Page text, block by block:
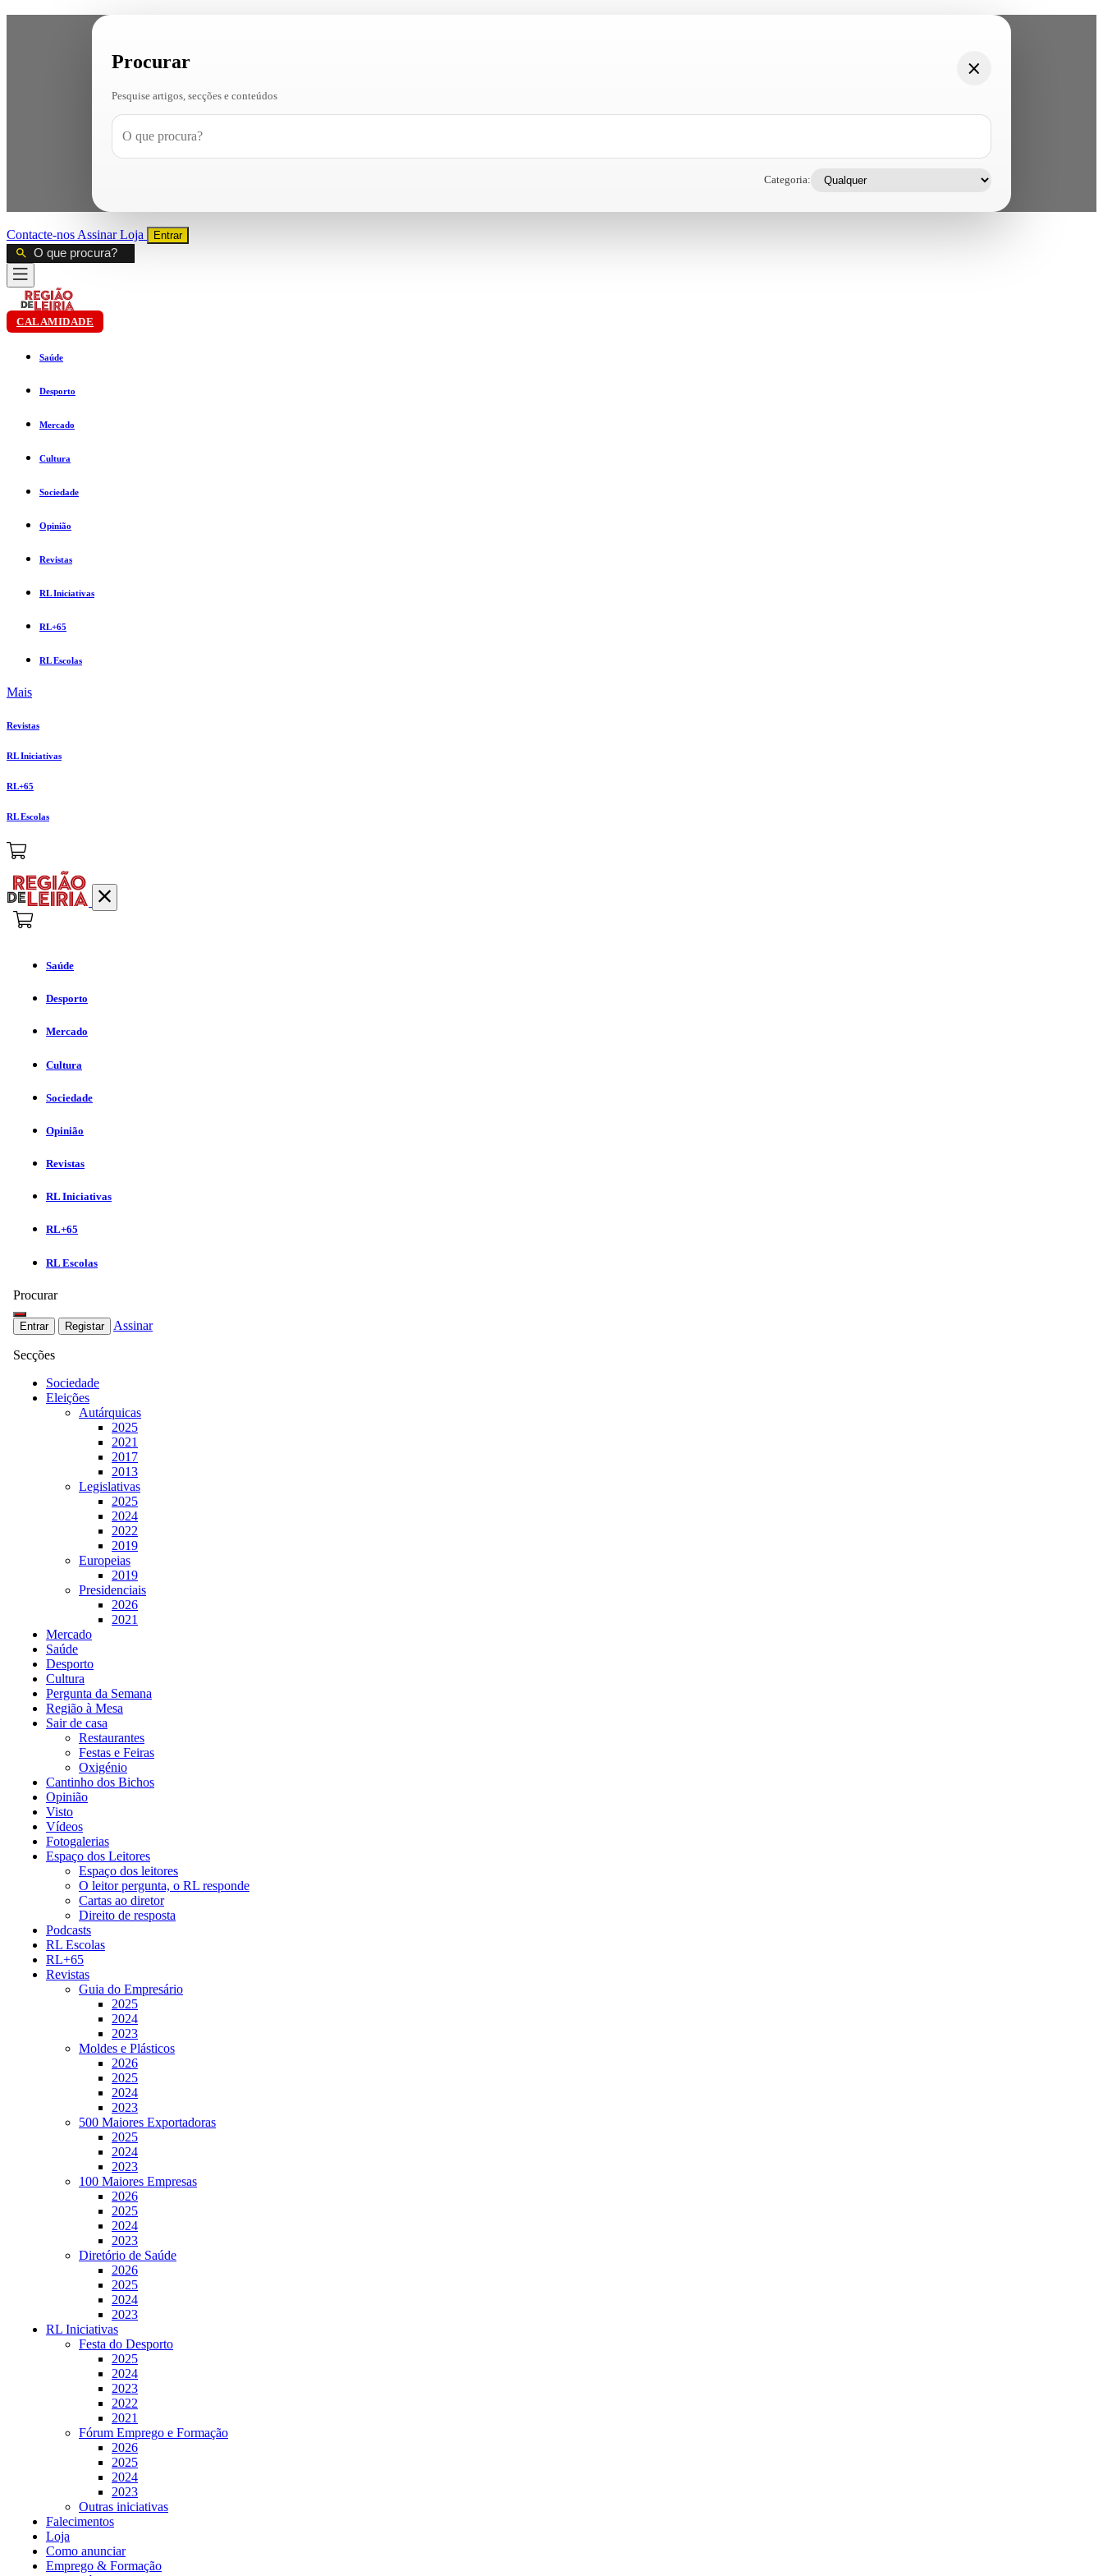
Procurar
Pesquise artigos, secções e conteúdos
Categoria:
Contacte-nos AssinarLoja Entrar
CALAMIDADE
Saúde
Desporto
Mercado
Cultura
Sociedade
Opinião
Revistas
RL Iniciativas
RL+65
RL Escolas
Mais
Revistas
RL Iniciativas
RL+65
RL Escolas
Saúde
Desporto
Mercado
Cultura
Sociedade
Opinião
Revistas
RL Iniciativas
RL+65
RL Escolas
Procurar
Entrar Registar Assinar
Secções
Sociedade
Eleições
Autárquicas
2025
2021
2017
2013
Legislativas
2025
2024
2022
2019
Europeias
2019
Presidenciais
2026
2021
Mercado
Saúde
Desporto
Cultura
Pergunta da Semana
Região à Mesa
Sair de casa
Restaurantes
Festas e Feiras
Oxigénio
Cantinho dos Bichos
Opinião
Visto
Vídeos
Fotogalerias
Espaço dos Leitores
Espaço dos leitores
O leitor pergunta, o RL responde
Cartas ao diretor
Direito de resposta
Podcasts
RL Escolas
RL+65
Revistas
Guia do Empresário
2025
2024
2023
Moldes e Plásticos
2026
2025
2024
2023
500 Maiores Exportadoras
2025
2024
2023
100 Maiores Empresas
2026
2025
2024
2023
Diretório de Saúde
2026
2025
2024
2023
RL Iniciativas
Festa do Desporto
2025
2024
2023
2022
2021
Fórum Emprego e Formação
2026
2025
2024
2023
Outras iniciativas
Falecimentos
Loja
Como anunciar
Emprego & Formação